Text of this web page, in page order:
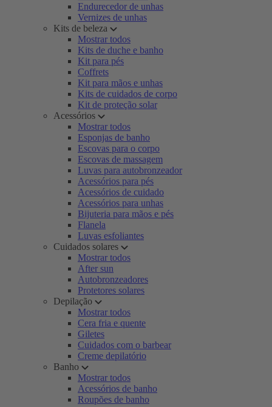
Endurecedor de unhas
Vernizes de unhas
Kits de beleza
Mostrar todos
Kits de duche e banho
Kit para pés
Coffrets
Kit para mãos e unhas
Kits de cuidados de corpo
Kit de proteção solar
Acessórios
Mostrar todos
Esponjas de banho
Escovas para o corpo
Escovas de massagem
Luvas para autobronzeador
Acessórios para pés
Acessórios de cuidado
Acessórios para unhas
Bijuteria para mãos e pés
Flanela
Luvas esfoliantes
Cuidados solares
Mostrar todos
After sun
Autobronzeadores
Protetores solares
Depilação
Mostrar todos
Cera fria e quente
Giletes
Cuidados com o barbear
Creme depilatório
Banho
Mostrar todos
Acessórios de banho
Roupões de banho